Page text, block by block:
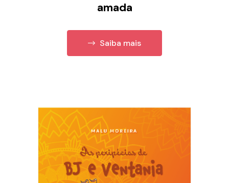
amada
Saiba mais